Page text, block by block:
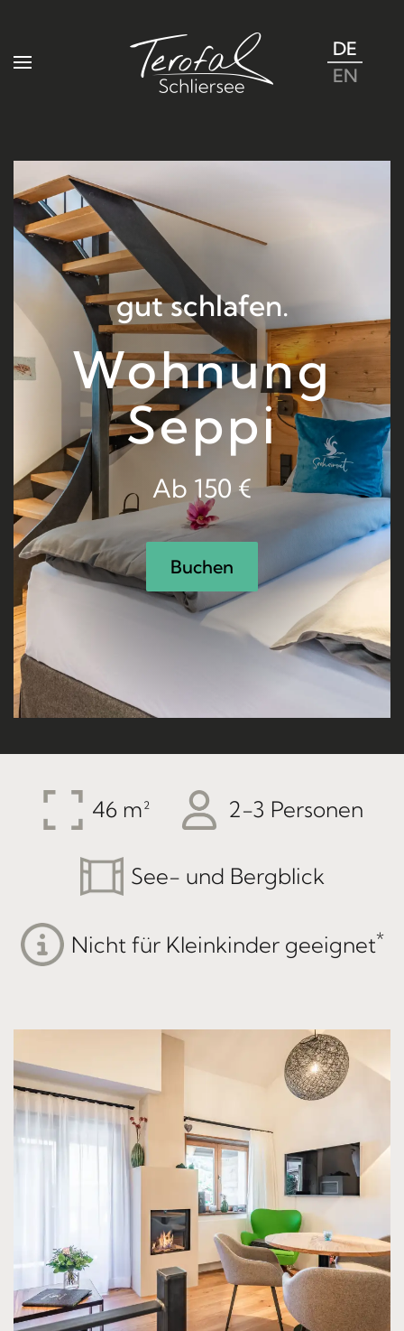
Zum Hauptinhalt springen
DE
EN
gut schlafen.
Wohnung
Seppi
Ab 150 €
Buchen
46 2-3 Personen
See- und Bergblick
Nicht für Kleinkinder geeignet*